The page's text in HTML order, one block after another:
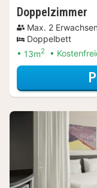
Doppelzimmer
Max. 2
Doppelbett
13m2